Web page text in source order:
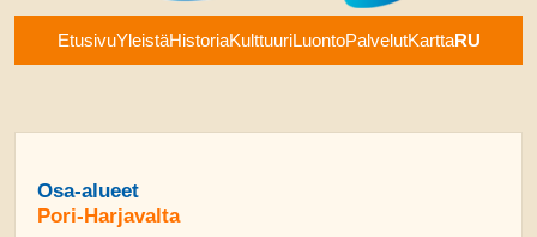
EtusivuYleistäHistoriaKulttuuriLuontoPalvelutKarttaRU
Osa-alueet
Pori-Harjavalta